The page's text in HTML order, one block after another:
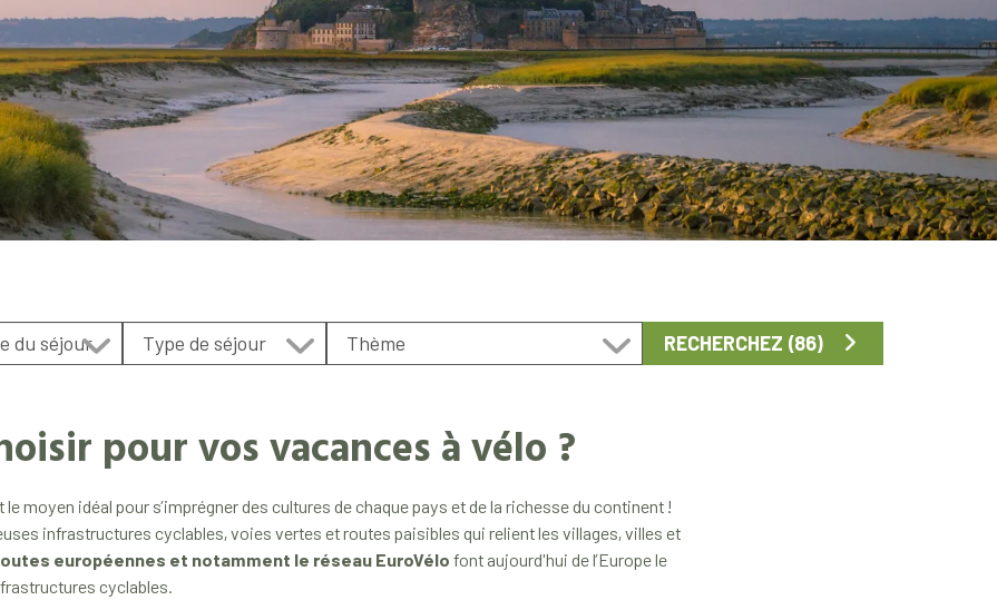
pour vos vacances à vélo ?
le moyen idéal pour s’imprégner des cultures de chaque pays et de la richesse du continent !
infrastructures cyclables, voies vertes et routes paisibles qui relient les villages, villes et
européennes et notamment le réseau EuroVélo font aujourd'hui de l’Europe le
cyclables.